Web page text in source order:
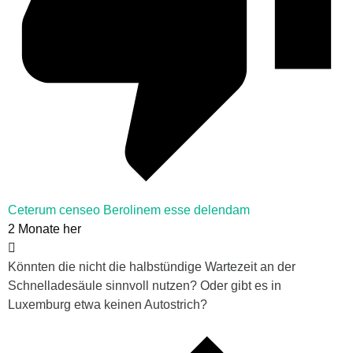
Ceterum censeo Berolinem esse delendam
2 Monate her
Könnten die nicht die halbstündige Wartezeit an der
Schnelladesäule sinnvoll nutzen? Oder gibt es in
Luxemburg etwa keinen Autostrich?